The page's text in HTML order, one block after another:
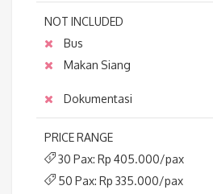
NOT INCLUDED
Bus
Makan Siang
Dokumentasi
PRICE RANGE
30 Pax: Rp 405.000/pax
50 Pax: Rp 335.000/pax